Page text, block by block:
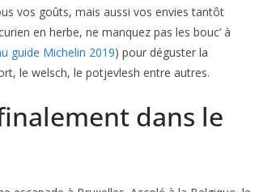
vos goûts, mais aussi vos envies tantôt
en herbe, ne manquez pas les bouc’ à
guide Michelin 2019) pour déguster la
le welsch, le potjevlesh entre autres.
dans le